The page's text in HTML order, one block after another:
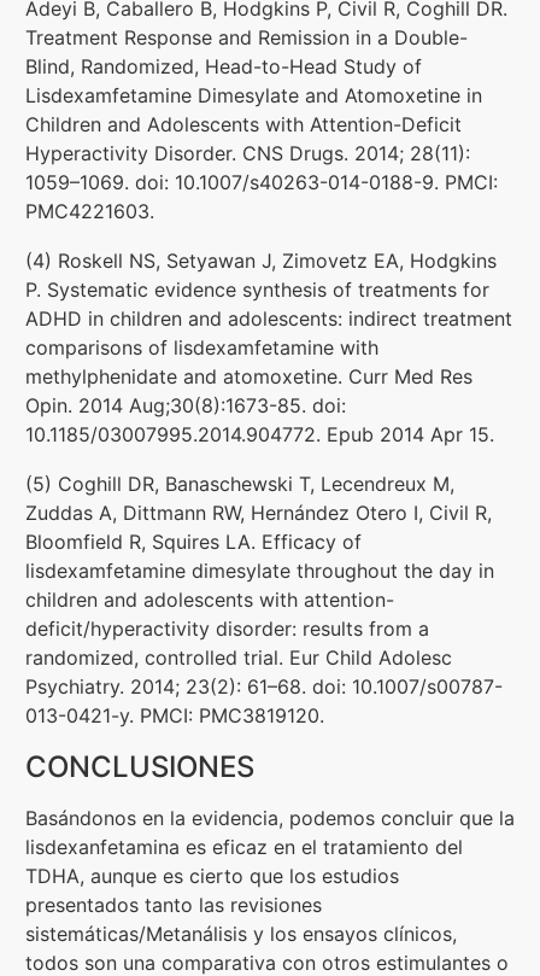
Adeyi B, Caballero B, Hodgkins P, Civil R, Coghill DR.
Treatment Response and Remission in a Double-
Blind, Randomized, Head-to-Head Study of
Lisdexamfetamine Dimesylate and Atomoxetine in
Children and Adolescents with Attention-Deficit
Hyperactivity Disorder. CNS Drugs. 2014; 28(11):
1059–1069. doi: 10.1007/s40263-014-0188-9. PMCI:
PMC4221603.
(4) Roskell NS, Setyawan J, Zimovetz EA, Hodgkins
P. Systematic evidence synthesis of treatments for
ADHD in children and adolescents: indirect treatment
comparisons of lisdexamfetamine with
methylphenidate and atomoxetine. Curr Med Res
Opin. 2014 Aug;30(8):1673-85. doi:
10.1185/03007995.2014.904772. Epub 2014 Apr 15.
(5) Coghill DR, Banaschewski T, Lecendreux M,
Zuddas A, Dittmann RW, Hernández Otero I, Civil R,
Bloomfield R, Squires LA. Efficacy of
lisdexamfetamine dimesylate throughout the day in
children and adolescents with attention-
deficit/hyperactivity disorder: results from a
randomized, controlled trial. Eur Child Adolesc
Psychiatry. 2014; 23(2): 61–68. doi: 10.1007/s00787-
013-0421-y. PMCI: PMC3819120.
CONCLUSIONES
Basándonos en la evidencia, podemos concluir que la
lisdexanfetamina es eficaz en el tratamiento del
TDHA, aunque es cierto que los estudios
presentados tanto las revisiones
sistemáticas/Metanálisis y los ensayos clínicos,
todos son una comparativa con otros estimulantes o